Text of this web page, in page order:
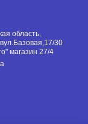
область,
30
магазин 27/4